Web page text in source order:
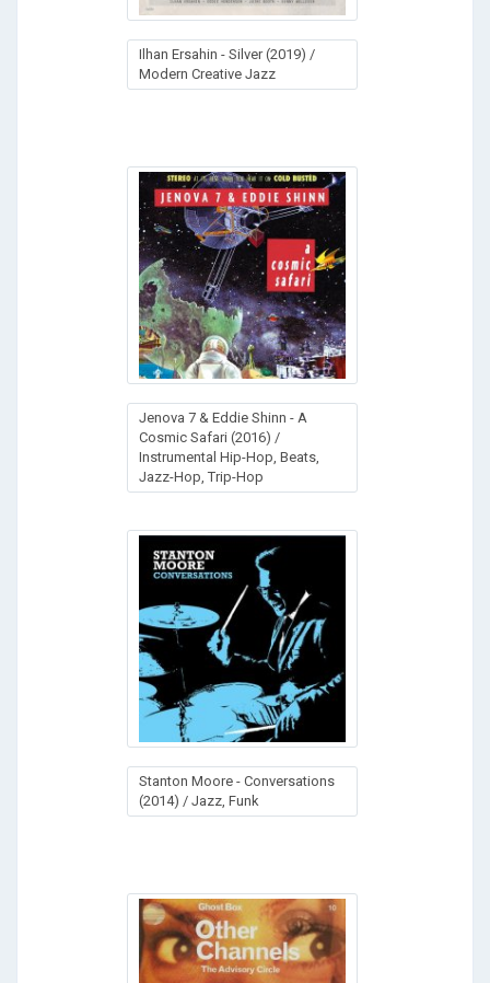
Ilhan Ersahin - Silver (2019) /
Modern Creative Jazz
Jenova 7 & Eddie Shinn - A
Cosmic Safari (2016) /
Instrumental Hip-Hop, Beats,
Jazz-Hop, Trip-Hop
Stanton Moore - Conversations
(2014) / Jazz, Funk